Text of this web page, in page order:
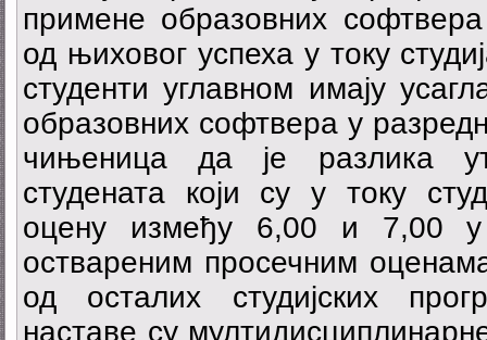
примене образовних
од њиховог успеха у току
студенти углавном имају
образовних софтвера у
чињеница да је разлика
студената који су у току
оцену између 6,00 и 7,00 у
оствареним просечним
од осталих студијских
наставе су